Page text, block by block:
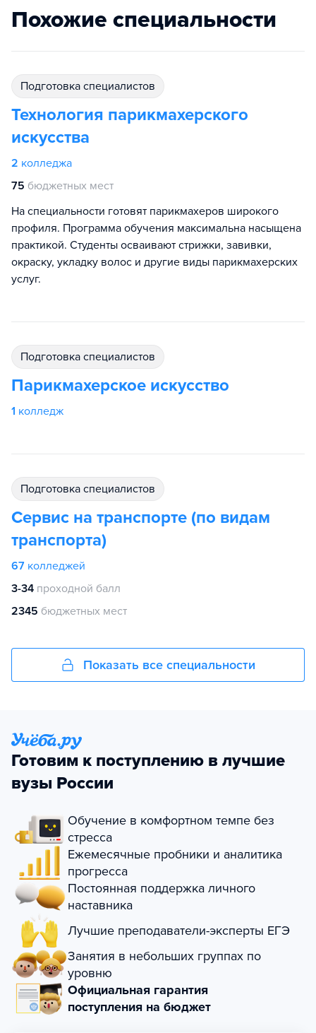
Похожие специальности
подготовка специалистов
Технология парикмахерского
искусства
2 колледжа
75 бюджетных мест
На специальности готовят парикмахеров широкого
профиля. Программа обучения максимальна насыщена
практикой. Студенты осваивают стрижки, завивки,
окраску, укладку волос и другие виды парикмахерских
услуг.
подготовка специалистов
Парикмахерское искусство
1 колледж
подготовка специалистов
Сервис на транспорте (по видам
транспорта)
67 колледжей
3-34 проходной балл
2345 бюджетных мест
Показать все специальности
Готовим к поступлению в лучшие
вузы России
Обучение в комфортном темпе без
стресса
Ежемесячные пробники и аналитика
прогресса
Постоянная поддержка личного
наставника
Лучшие преподаватели-эксперты ЕГЭ
Занятия в небольших группах по
уровню
Официальная гарантия
поступления на бюджет